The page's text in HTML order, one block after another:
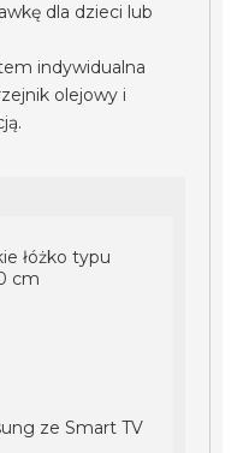
dla dzieci lub
indywidualna
olejowy i
łóżko typu
cm
ze Smart TV